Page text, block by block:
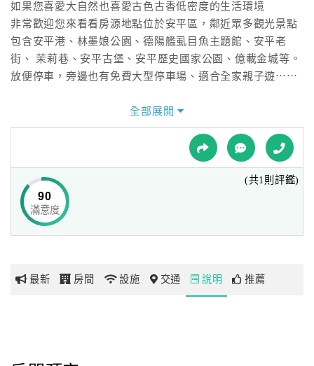
特
色
民
宿
球
網
玩
地
如果您喜愛大自然也喜愛古色古香低密度的生活環境
非常歡迎您來看看房源地點位於安平區，鄰近眾多觀光景點
包含安平港、林墨娘公園、德陽艦虱目魚主題館、安平老
街、 茉莉巷、安平古堡、安平歷史國家公園、億載金城等。
放便停車，旁邊也有免費大型停車場、適合全家親子遊⋯⋯
我們有各種房型，皆具備獨立衛浴及完善設備並且用品齊
全。適合情侶、獨自旅行的冒險家、商務旅客、有小孩的家
來臺南玩通常都是品嚐美食，阿堂鹹粥，文章牛肉湯，所以
我們沒想到附早餐不好意思⋯
全部展開
90
滿意度
(共1則評鑑)
最新 房間 設施 交通 說明 推薦